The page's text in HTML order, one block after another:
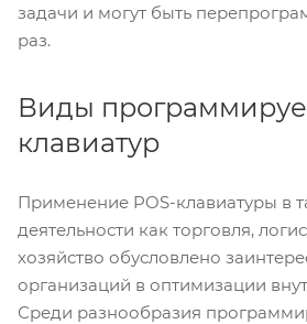
задачи и могут быть
раз.
Виды
клавиатур
Применение POS-клавиатуры в
деятельности как торговля,
хозяйство обусловлено
организаций в оптимизации
Среди разнообразия